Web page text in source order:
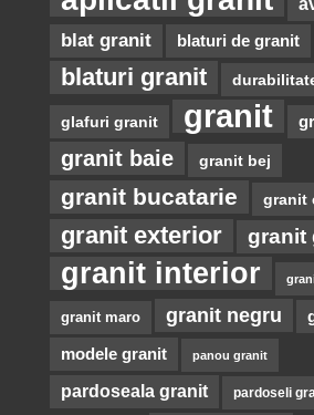
blat granit blaturi de granit
blaturi granit
glafuri granit granit
granit baie granit bej
granit bucatarie granit
granit exterior granit
granit interior
granit maro granit negru
modele granit panou granit
pardoseala granit pardoseli